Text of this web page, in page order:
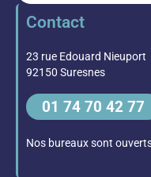
Contact
23 rue Edouard Nieuport
92150 Suresnes
01 74 70 42 77
Nos bureaux sont